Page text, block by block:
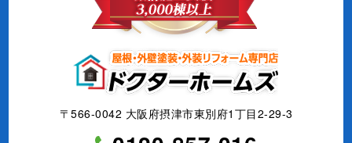
〒566-0042 大阪府摂津市東別府1丁目2-29-3